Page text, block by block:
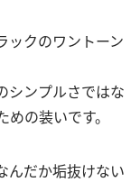
ックのワントーン
シンプルさではな
の装いです。
んだか垢抜けない